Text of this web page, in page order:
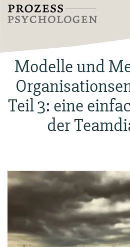
Zum
Inhalt
Prozesspsychologen
Modelle und
Teil 3: eine
der